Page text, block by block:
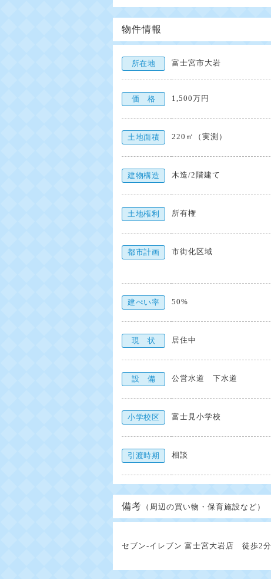
物件情報
所在地 富士宮市大岩
価 格 1,500万円
土地面積 220㎡（実測）
建物構造 木造/2階建て
土地権利 所有権
都市計画 市街化区域
建ぺい率 50%
現 状 居住中
設 備 公営水道 下水道
小学校区 富士見小学校
引渡時期 相談
備考 （周辺の買い物・保育施設など）
セブン-イレブン 富士宮大岩店 徒歩2分